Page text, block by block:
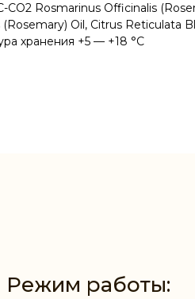
CO2 Rosmarinus Officinalis
Oil, Citrus Reticulata
хранения +5 — +18 °С
Режим работы: